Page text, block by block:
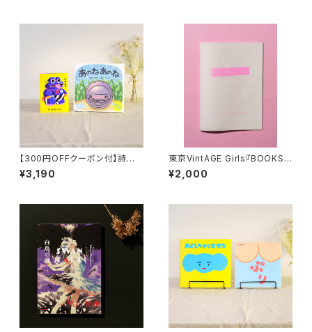
【300円OFFクーポン付】詩人、
絵詞作家・内田麟太郎セット『詩
303P 内田麟太郎』 『あのね あ
¥3,190
東京VintAGE Girls『BOOKS J
UICY』
¥2,000